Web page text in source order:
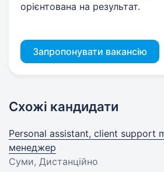
орієнтована на результат.
Запропонувати вакансію
Схожі кандидати
Personal assistant, client support
менеджер
Суми, Дистанційно